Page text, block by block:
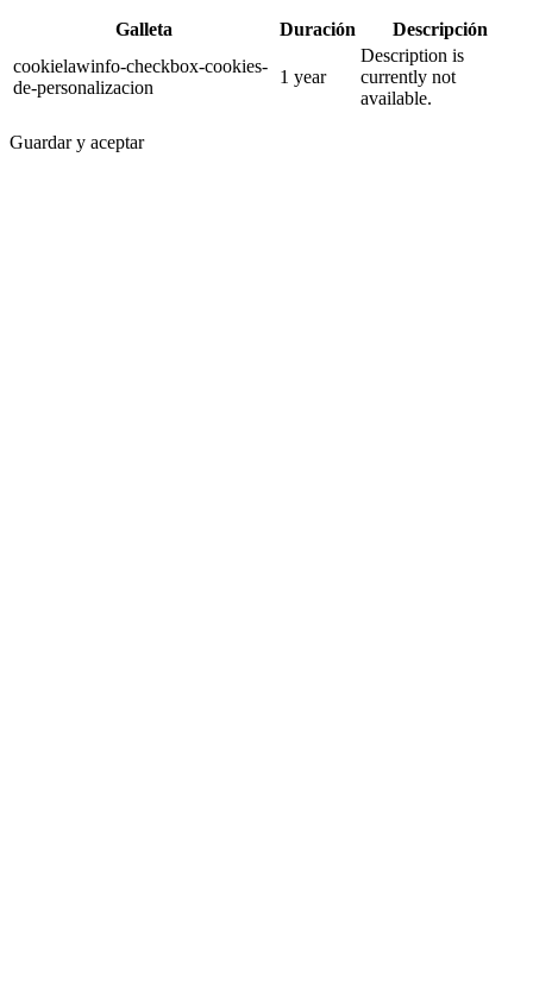
Galleta Duración
Descripción
cookielawinfo-checkbox-cookies-
de-personalizacion
1 year
Description is
currently not
available.
Guardar y aceptar